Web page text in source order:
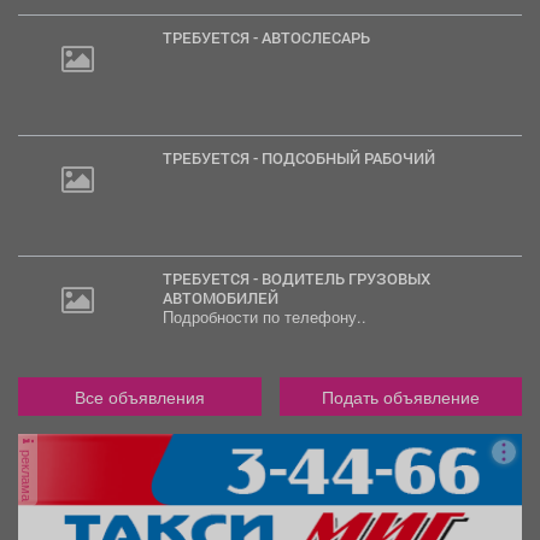
ТРЕБУЕТСЯ - АВТОСЛЕСАРЬ
ТРЕБУЕТСЯ - ПОДСОБНЫЙ РАБОЧИЙ
ТРЕБУЕТСЯ - ВОДИТЕЛЬ ГРУЗОВЫХ
АВТОМОБИЛЕЙ
Подробности по телефону..
Все объявления Подать объявление
реклама